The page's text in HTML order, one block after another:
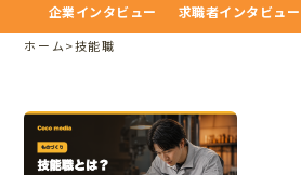
企業インタビュー
求職者インタビュー
ホーム>技能職